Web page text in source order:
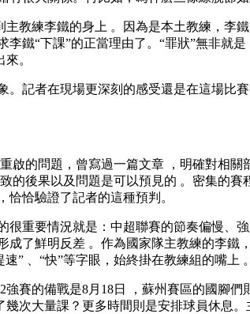
教練李鐵的身上 。因為是本土教練
鐵“下課”的正當理由了。“罪狀”無非就
。
。記者在現場更深刻的感受還是在這場比
啟的問題 ，曾寫過一篇文章  ，明確
致的後果以及問題是可以預見的 。密集的
恰恰驗證了記者的這種預判。
很重要情況就是：中超聯賽的節奏偏慢
鮮明反差 。作為國家隊主教練的李鐵
” 、“快”等字眼，始終掛在教練組的嘴
賽的備戰是8月18日 ，蘇州賽區的國腳們則
次大量課？更多時間則是安排球員休息